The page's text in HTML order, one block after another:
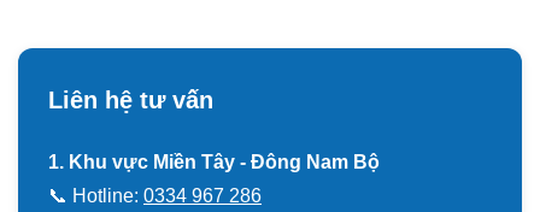
Liên hệ tư vấn
1. Khu vực Miền Tây - Đông Nam Bộ
📞 Hotline: 0334 967 286